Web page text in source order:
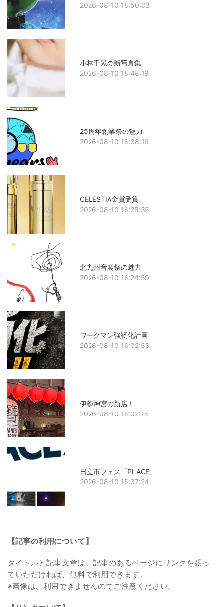
2026-08-10 18:50:03
小林千晃の新写真集
2026-08-10 18:48:19
25周年創業祭の魅力
2026-08-10 18:38:16
CELESTIA金賞受賞
2026-08-10 16:28:35
北九州音楽祭の魅力
2026-08-10 16:24:59
ワークマン強靭化計画
2026-08-10 16:02:53
伊勢神宮の新店！
2026-08-10 16:02:15
日立市フェス「PLACE」
2026-08-10 15:37:24
【記事の利用について】
タイトルと記事文章は、記事のあるページにリンクを張っ
ていただければ、無料で利用できます。
※画像は、利用できませんのでご注意ください。